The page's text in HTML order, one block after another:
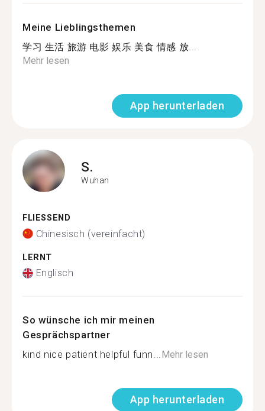
Meine Lieblingsthemen
学习 生活 旅游 电影 娱乐 美食 情感 放...
Mehr lesen
App herunterladen
S.
Wuhan
FLIESSEND
Chinesisch (vereinfacht)
LERNT
Englisch
So wünsche ich mir meinen
Gesprächspartner
kind nice patient helpful funn...Mehr lesen
App herunterladen